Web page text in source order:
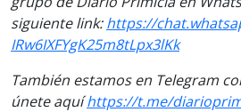
siguiente link:https://
IRw6IXFYgK25m8tLpx3lKk
También estamos en Telegram
únete aquíhttps://t.me/